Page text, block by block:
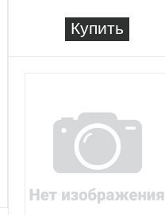
Купить